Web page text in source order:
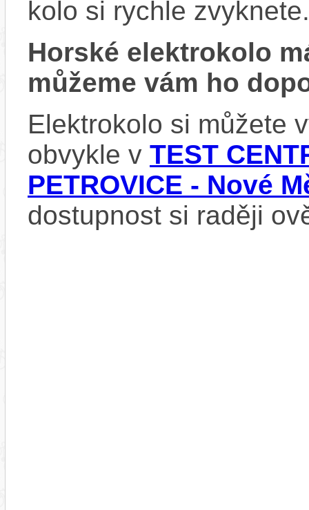
kolo si rychle zvyknete.
Horské elektrokolo
můžeme vám ho
Elektrokolo si můžete
obvykle v TEST
PETROVICE - Nové
dostupnost si raději